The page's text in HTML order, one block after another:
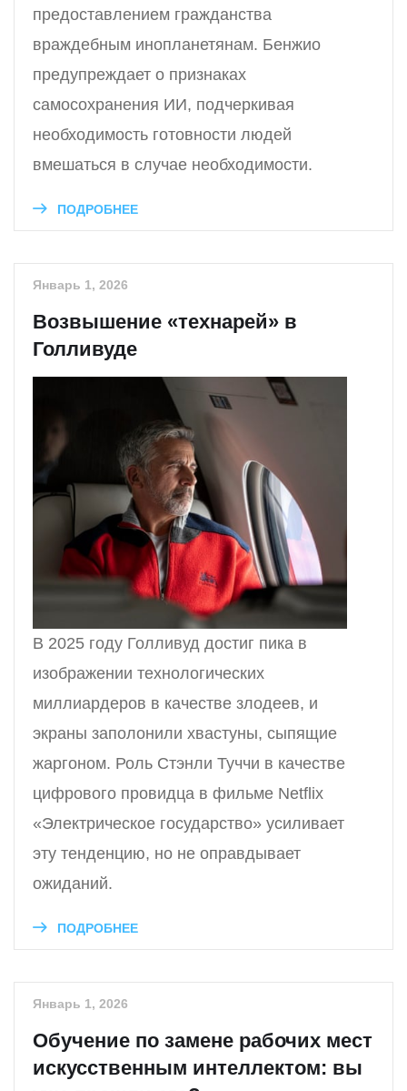
предоставлением гражданства
враждебным инопланетянам. Бенжио
предупреждает о признаках
самосохранения ИИ, подчеркивая
необходимость готовности людей
вмешаться в случае необходимости.
ПОДРОБНЕЕ
Январь 1, 2026
Возвышение «технарей» в
Голливуде
В 2025 году Голливуд достиг пика в
изображении технологических
миллиардеров в качестве злодеев, и
экраны заполонили хвастуны, сыпящие
жаргоном. Роль Стэнли Туччи в качестве
цифрового провидца в фильме Netflix
«Электрическое государство» усиливает
эту тенденцию, но не оправдывает
ожиданий.
ПОДРОБНЕЕ
Январь 1, 2026
Обучение по замене рабочих мест
искусственным интеллектом: вы